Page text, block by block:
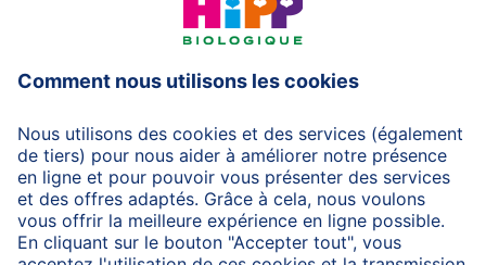
HiPP Grossesse
Protection des données
Protection d'utilisation
Mentions légales
A propos de HiPP